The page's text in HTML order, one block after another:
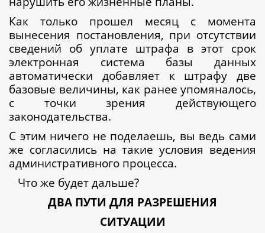
Как только прошел месяц с момента
вынесения постановления, при отсутствии
сведений об уплате штрафа в этот срок
электронная система базы данных
автоматически добавляет к штрафу две
базовые величины, как ранее упомяналось,
с точки зрения действующего
законодательства.
С этим ничего не поделаешь, вы ведь сами
же согласились на такие условия ведения
административного процесса.
Что же будет дальше?
ДВА ПУТИ ДЛЯ РАЗРЕШЕНИЯ
СИТУАЦИИ